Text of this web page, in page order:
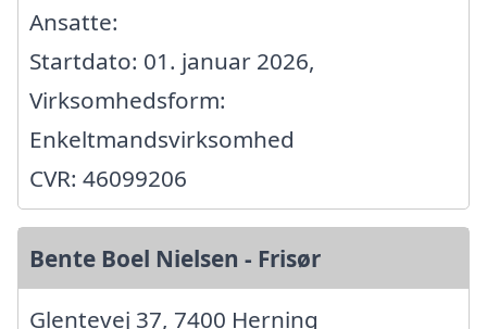
Ansatte:
Startdato: 01. januar 2026,
Virksomhedsform:
Enkeltmandsvirksomhed
CVR: 46099206
Bente Boel Nielsen - Frisør
Glentevej 37, 7400 Herning